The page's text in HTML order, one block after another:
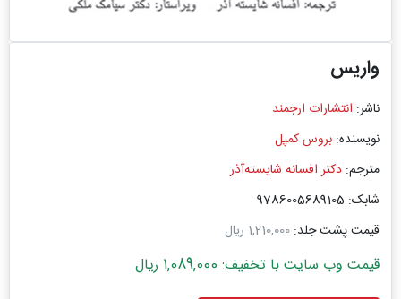
واریس
ناشر: انتشارات ارجمند
نویسنده: بروس کمپل
مترجم: دکتر افسانه شایسته‌آذر
شابک: 9786005689105
قیمت پشت جلد: 1,210,000 ریال
قیمت وب سایت با تخفیف: 1,089,000 ریال